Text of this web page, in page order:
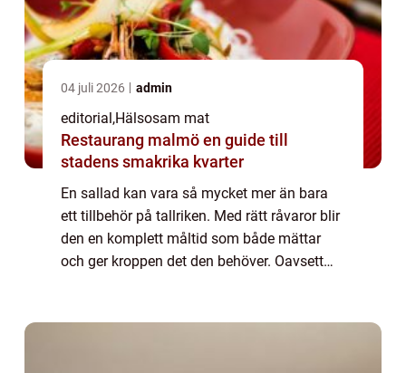
04 juli 2026 admin
editorial,Hälsosam mat
Restaurang malmö en guide till
stadens smakrika kvarter
En sallad kan vara så mycket mer än bara
ett tillbehör på tallriken. Med rätt råvaror blir
den en komplett måltid som både mättar
och ger kroppen det den behöver. Oavsett